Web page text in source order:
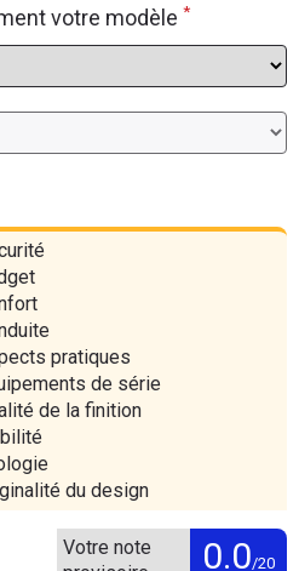
votre modèle *
pratiques
de série
de la finition
du design
Votre note
0.0/20